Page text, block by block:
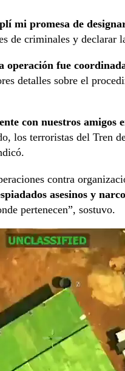
mi promesa de
de criminales y declarar
operación fue
detalles sobre el
con nuestros amigos
los terroristas del Tren
contra
asesinos y
pertenecen”, sostuvo.